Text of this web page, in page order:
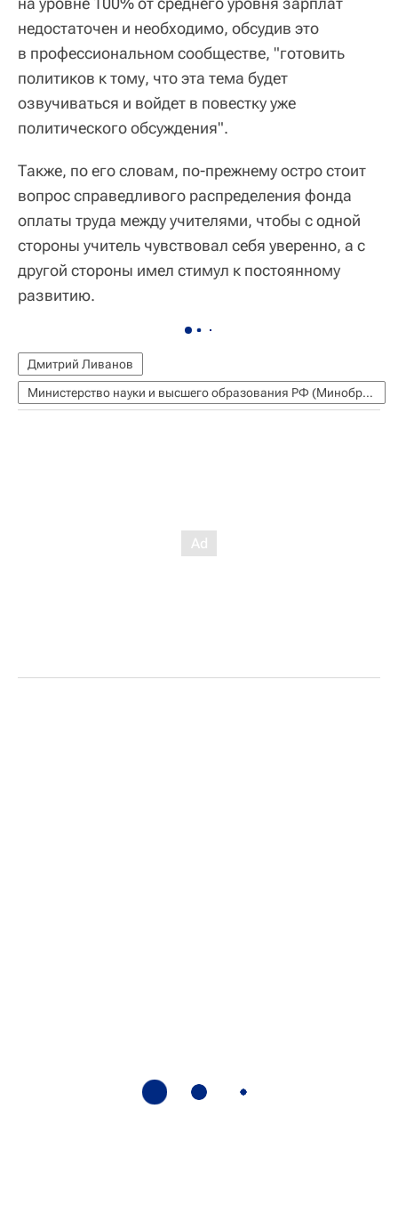
недостаточен и необходимо, обсудив это
в профессиональном сообществе, "готовить
политиков к тому, что эта тема будет
озвучиваться и войдет в повестку уже
политического обсуждения".
Также, по его словам, по-прежнему остро стоит
вопрос справедливого распределения фонда
оплаты труда между учителями, чтобы с одной
стороны учитель чувствовал себя уверенно, а с
другой стороны имел стимул к постоянному
развитию.
Дмитрий Ливанов
Министерство науки и высшего образования РФ (Минобрнауки России)